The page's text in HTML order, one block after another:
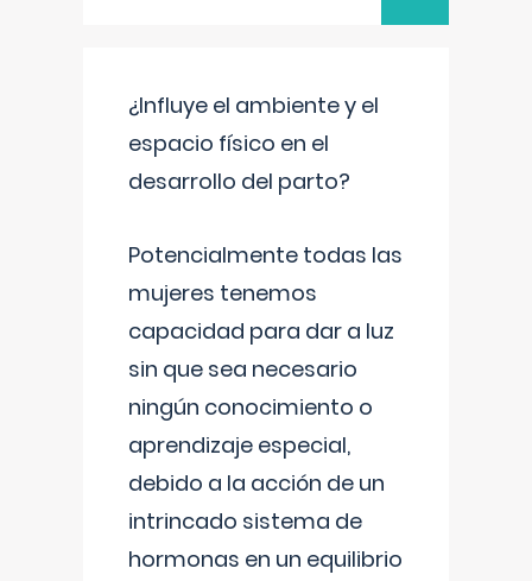
¿Influye el ambiente y el
espacio físico en el
desarrollo del parto?
Potencialmente todas las
mujeres tenemos
capacidad para dar a luz
sin que sea necesario
ningún conocimiento o
aprendizaje especial,
debido a la acción de un
intrincado sistema de
hormonas en un equilibrio